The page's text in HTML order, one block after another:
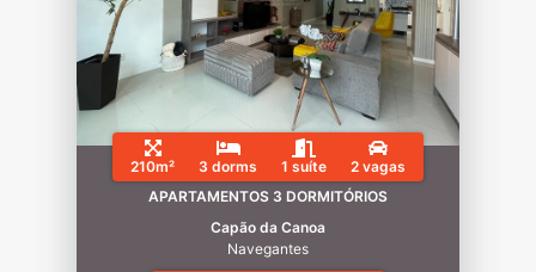
210m² 3 dorms 1 suíte
2 vagas
APARTAMENTOS 3 DORMITÓRIOS
Capão da Canoa
Navegantes